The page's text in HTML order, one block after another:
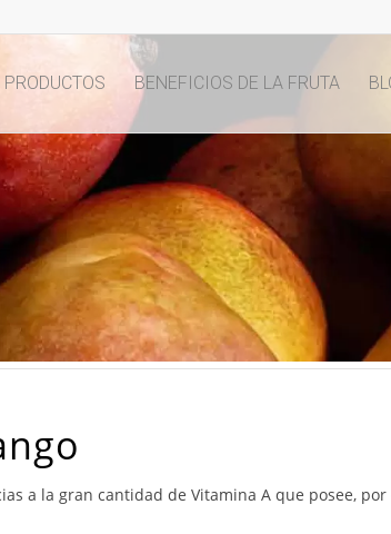
PRODUCTOS BENEFICIOS DE LA FRUTA
a la gran cantidad de Vitamina A que posee,